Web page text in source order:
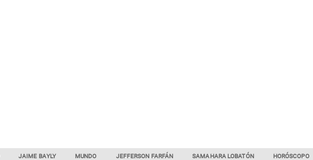
JAIME BAYLY MUNDO JEFFERSON FARFÁN SAMAHARA LOBATÓN HORÓSCOPO